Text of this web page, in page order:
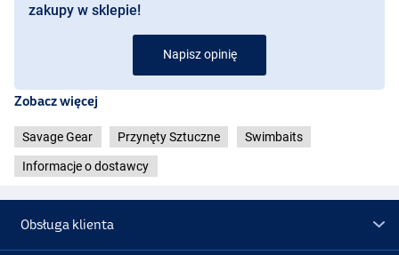
Color Firetiger
zakupy w sklepie!
Napisz opinię
Zobacz więcej
Savage Gear Przynęty Sztuczne Swimbaits
Informacje o dostawcy
Obsługa klienta